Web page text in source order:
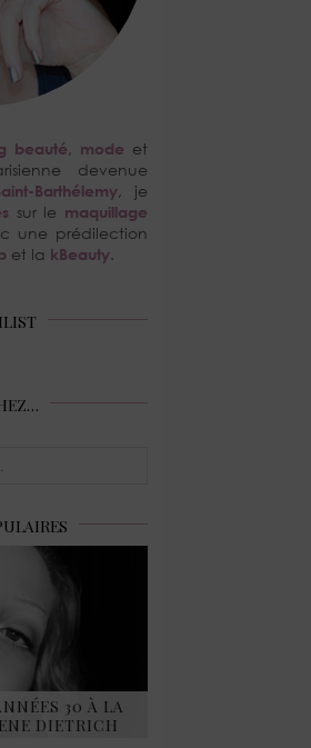
beauté, mode et
devenue
Barthélemy, je
sur le maquillage
une prédilection
et la kBeauty.
30 À LA
DIETRICH